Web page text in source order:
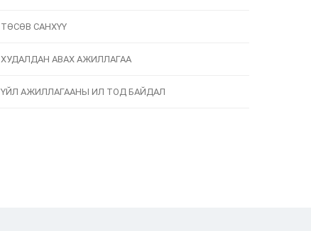
ТӨСӨВ САНХҮҮ
ХУДАЛДАН АВАХ АЖИЛЛАГАА
ҮЙЛ АЖИЛЛАГААНЫ ИЛ ТОД БАЙДАЛ